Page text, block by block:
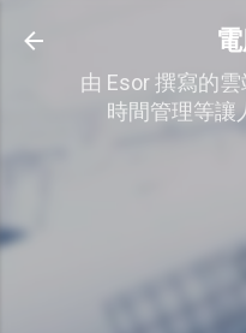
跳
由 Esor 撰寫的
時間管理等讓